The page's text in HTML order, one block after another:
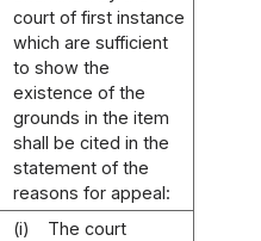
court of first instance
which are sufficient
to show the
existence of the
grounds in the item
shall be cited in the
statement of the
reasons for appeal:
(i)
The court